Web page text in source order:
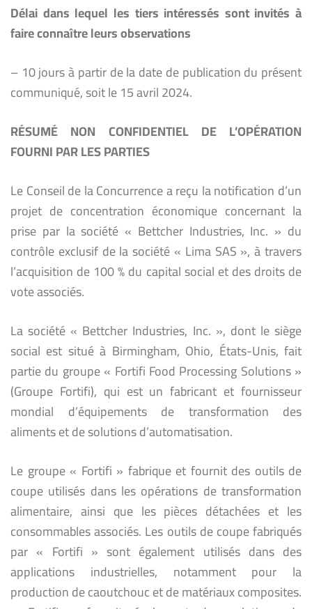
Délai dans lequel les tiers intéressés sont invités à
faire connaître leurs observations
– 10 jours à partir de la date de publication du présent
communiqué, soit le 15 avril 2024.
RÉSUMÉ NON CONFIDENTIEL DE L’OPÉRATION
FOURNI PAR LES PARTIES
Le Conseil de la Concurrence a reçu la notification d’un
projet de concentration économique concernant la
prise par la société « Bettcher Industries, Inc. » du
contrôle exclusif de la société « Lima SAS », à travers
l’acquisition de 100 % du capital social et des droits de
vote associés.
La société « Bettcher Industries, Inc. », dont le siège
social est situé à Birmingham, Ohio, États-Unis, fait
partie du groupe « Fortifi Food Processing Solutions »
(Groupe Fortifi), qui est un fabricant et fournisseur
mondial d’équipements de transformation des
aliments et de solutions d’automatisation.
Le groupe « Fortifi » fabrique et fournit des outils de
coupe utilisés dans les opérations de transformation
alimentaire, ainsi que les pièces détachées et les
consommables associés. Les outils de coupe fabriqués
par « Fortifi » sont également utilisés dans des
applications industrielles, notamment pour la
production de caoutchouc et de matériaux composites.